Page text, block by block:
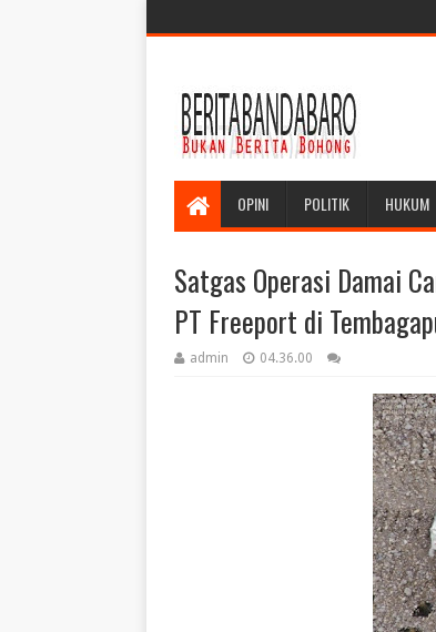
OPINI POLITIK HUKUM
Satgas Operasi Damai
PT Freeport di
admin 04.36.00